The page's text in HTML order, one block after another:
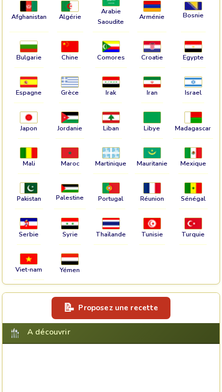
Afghanistan Algérie
Arabie
Saoudite
Arménie Bosnie
Bulgarie Chine Comores Croatie Egypte
Espagne Grèce Irak Iran Israel
Japon Jordanie Liban Libye Madagascar
Mali Maroc Martinique Mauritanie Mexique
Pakistan Palestine Portugal Réunion Sénégal
Serbie Syrie Thaïlande Tunisie Turquie
Viet-nam Yémen
Proposez une recette
A découvrir